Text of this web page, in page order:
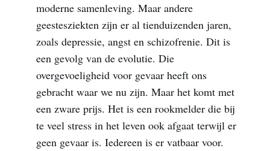
moderne samenleving. Maar andere
geestesziekten zijn er al tienduizenden jaren,
zoals depressie, angst en schizofrenie. Dit is
een gevolg van de evolutie. Die
overgevoeligheid voor gevaar heeft ons
gebracht waar we nu zijn. Maar het komt met
een zware prijs. Het is een rookmelder die bij
te veel stress in het leven ook afgaat terwijl er
geen gevaar is. Iedereen is er vatbaar voor.